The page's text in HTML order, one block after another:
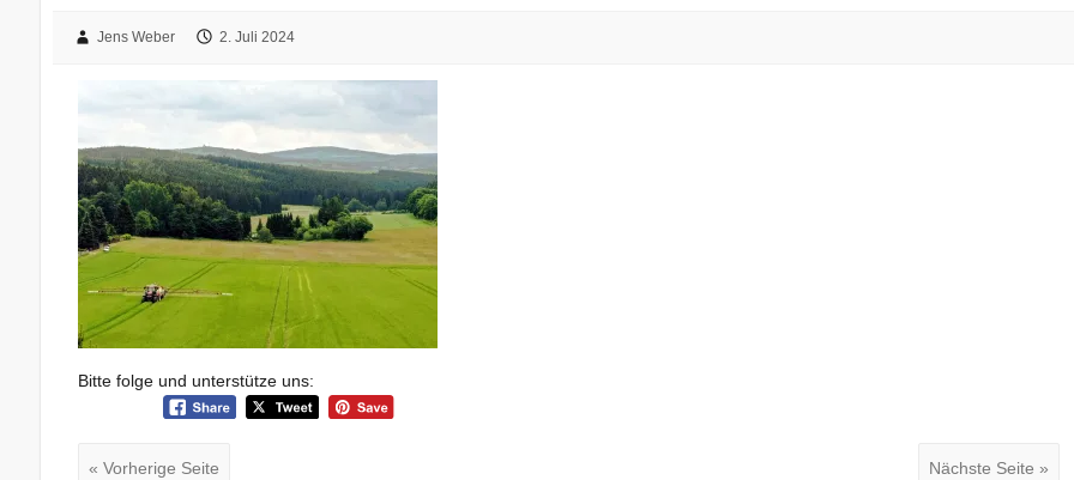
Jens Weber 2. Juli 2024
Bitte folge und unterstütze uns:
« Vorherige Seite Nächste Seite »